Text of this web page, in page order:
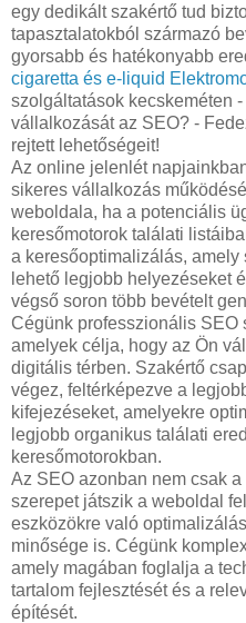
egy dedikált szakértő tud
tapasztalatokból származó
gyorsabb és hatékonyabb
cigaretta és e-liquid
szolgáltatások kecskeméten
vállalkozását az SEO? -
rejtett lehetőségeit!
Az online jelenlét
sikeres vállalkozás
weboldala, ha a potenciális
keresőmotorok találati
a keresőoptimalizálás,
lehető legjobb helyezéseket
végső soron több bevételt
Cégünk professzionális SEO
amelyek célja, hogy az Ön
digitális térben. Szakértő
végez, feltérképezve a
kifejezéseket, amelyekre
legjobb organikus találati
keresőmotorokban.
Az SEO azonban nem csak
szerepet játszik a weboldal
eszközökre való
minősége is. Cégünk
amely magában foglalja a
tartalom fejlesztését és a
építését.